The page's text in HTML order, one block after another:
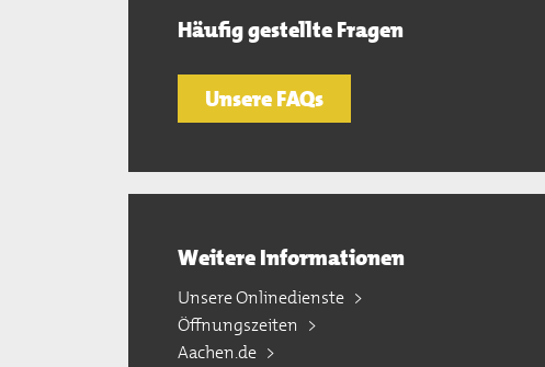
Häufig gestellte Fragen
Unsere FAQs
Weitere Informationen
Unsere Onlinedienste
Öffnungszeiten
Aachen.de